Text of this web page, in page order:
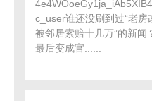
c_user谁还没刷到过“老房
被邻居索赔十几万”的新闻
最后变成官......